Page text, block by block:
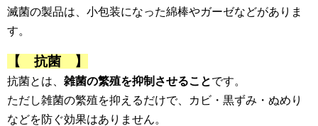
滅菌の製品は、小包装になった綿棒やガーゼなどがありま
す。
【 抗菌 】
抗菌とは、 雑菌の繁殖を抑制させることです。
ただし雑菌の繁殖を抑えるだけで、カビ・黒ずみ・ぬめり
などを防ぐ効果はありません。